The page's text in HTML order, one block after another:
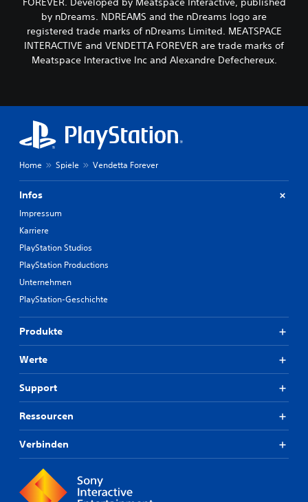
by nDreams. NDREAMS and the nDreams logo are
registered trade marks of nDreams Limited. MEATSPACE
INTERACTIVE and VENDETTA FOREVER are trade marks of
Meatspace Interactive Inc and Alexandre Defechereux.
Home Spiele Vendetta Forever
Infos
Impressum
Karriere
PlayStation Studios
PlayStation Productions
Unternehmen
PlayStation-Geschichte
Produkte
Werte
Support
Ressourcen
Verbinden